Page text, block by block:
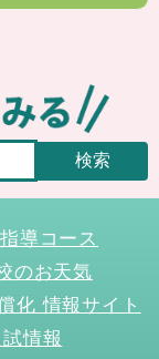
導コース
のお天気
化 情報サイト
情報